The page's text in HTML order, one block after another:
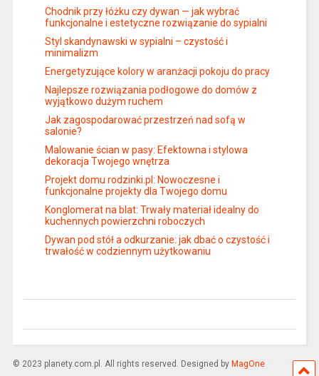
Chodnik przy łóżku czy dywan — jak wybrać
funkcjonalne i estetyczne rozwiązanie do sypialni
Styl skandynawski w sypialni – czystość i
minimalizm
Energetyzujące kolory w aranżacji pokoju do pracy
Najlepsze rozwiązania podłogowe do domów z
wyjątkowo dużym ruchem
Jak zagospodarować przestrzeń nad sofą w
salonie?
Malowanie ścian w pasy: Efektowna i stylowa
dekoracja Twojego wnętrza
Projekt domu rodzinki.pl: Nowoczesne i
funkcjonalne projekty dla Twojego domu
Konglomerat na blat: Trwały materiał idealny do
kuchennych powierzchni roboczych
Dywan pod stół a odkurzanie: jak dbać o czystość i
trwałość w codziennym użytkowaniu
© 2023 planety.com.pl. All rights reserved. Designed by MagOne